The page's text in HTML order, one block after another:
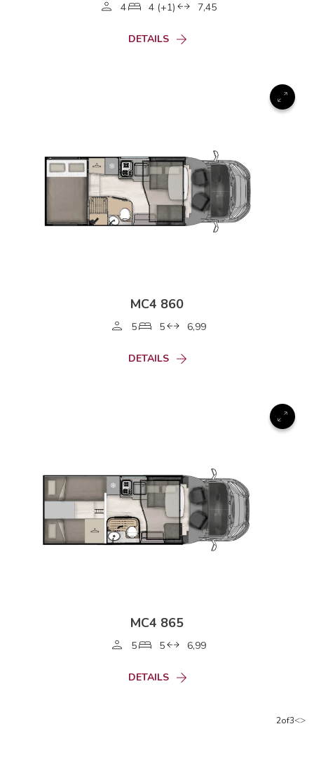
4 4 (+1) 7,45
DETAILS
MC4 860
5 5 6,99
DETAILS
MC4 865
5 5 6,99
DETAILS
2of3<>